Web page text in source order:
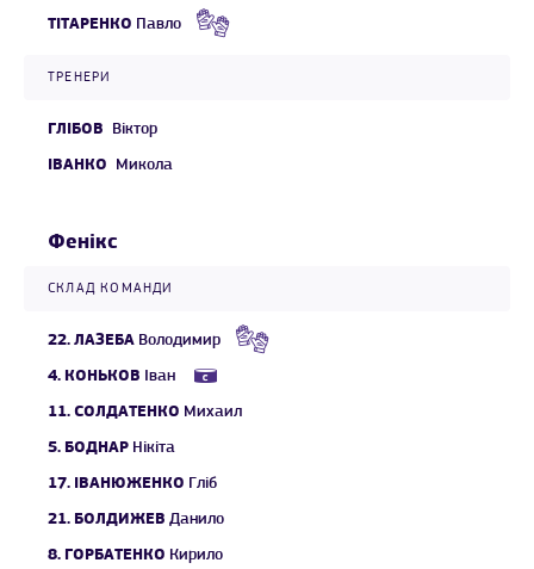
ТІТАРЕНКО Павло
ТРЕНЕРИ
ГЛІБОВ Віктор
ІВАНКО Микола
Фенікс
СКЛАД КОМАНДИ
22. ЛАЗЕБА Володимир
4. КОНЬКОВ Іван
11. СОЛДАТЕНКО Михаил
5. БОДНАР Нікіта
17. ІВАНЮЖЕНКО Гліб
21. БОЛДИЖЕВ Данило
8. ГОРБАТЕНКО Кирило